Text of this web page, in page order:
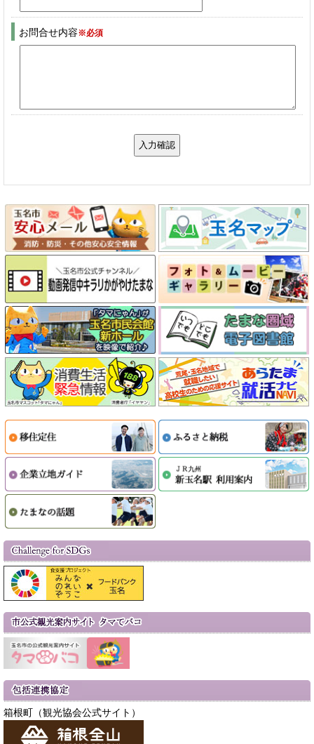
お問合せ内容※必須
箱根町（観光協会公式サイト）